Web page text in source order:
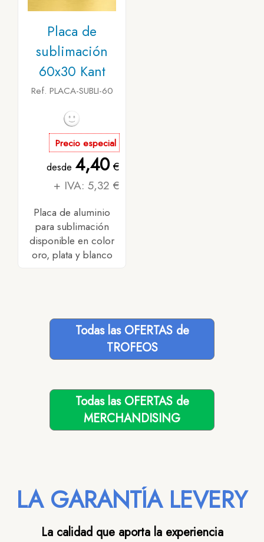
Placa de
sublimación
60x30 Kant
Ref. PLACA-SUBLI-60
Precio especial
desde 4,40€
+ IVA: 5,32 €
Placa de aluminio
para sublimación
disponible en color
oro, plata y blanco
Todas las OFERTAS de
TROFEOS
Todas las OFERTAS de
MERCHANDISING
LA GARANTÍA LEVERY
La calidad que aporta la experiencia